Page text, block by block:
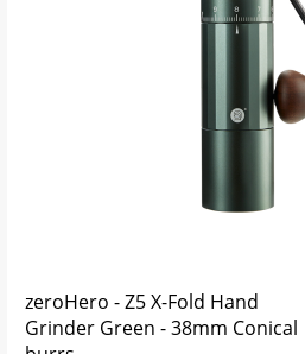
zeroHero - Z5 X-Fold Hand
Grinder Green - 38mm Conical